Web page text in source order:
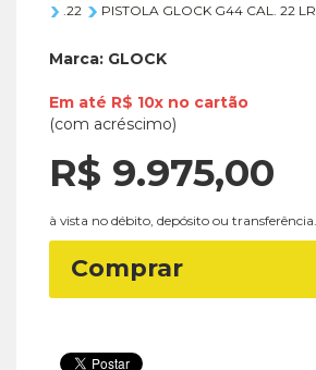
.22
PISTOLA GLOCK G44 CAL. 22 LR
Marca: GLOCK
Em até R$ 10x no cartão
(com acréscimo)
R$ 9.975,00
à vista no débito, depósito ou transferência.
Comprar